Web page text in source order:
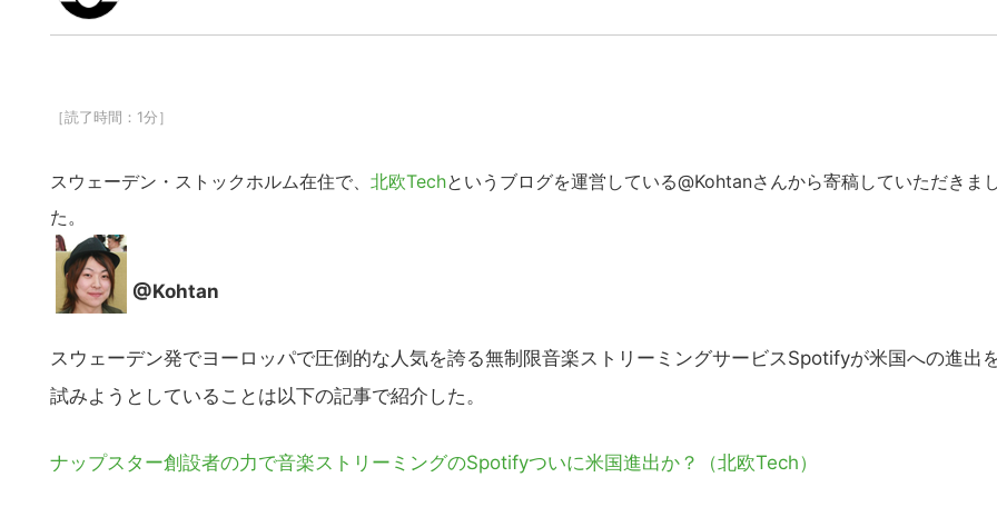
［読了時間：1分］
スウェーデン・ストックホルム在住で、 北欧Techというブログを運営している@Kohtanさんから寄稿していただきま
た。
@Kohtan
スウェーデン発でヨーロッパで圧倒的な人気を誇る無制限音楽ストリーミングサービスSpotifyが米国への進出
試みようとしていることは以下の記事で紹介した。
ナップスター創設者の力で音楽ストリーミングのSpotifyついに米国進出か？（北欧Tech）